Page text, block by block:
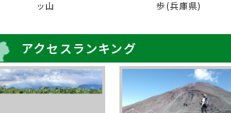
ッ山 歩(兵庫県)
アクセスランキング